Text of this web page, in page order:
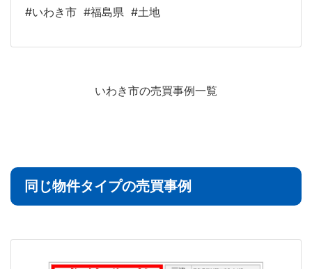
#いわき市 #福島県 #土地
いわき市の売買事例一覧
同じ物件タイプの売買事例